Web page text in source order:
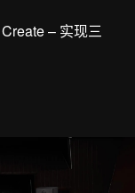
– 实现三